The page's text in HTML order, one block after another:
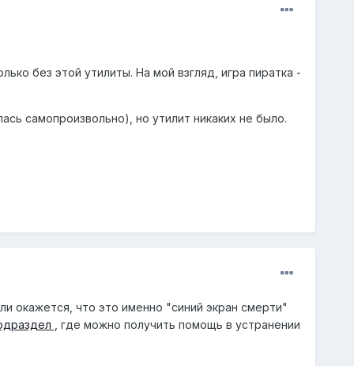
без этой утилиты. На мой взгляд, игра пиратка -
самопроизвольно), но утилит никаких не было.
окажется, что это именно "синий экран смерти"
, где можно получить помощь в устранении